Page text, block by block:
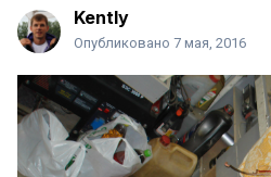
Kently
Опубликовано 7 мая, 2016